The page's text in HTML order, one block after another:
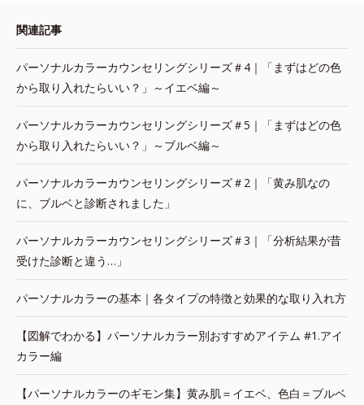
関連記事
パーソナルカラーカウンセリングシリーズ＃4｜「まずはどの色
から取り入れたらいい？」～イエベ編～
パーソナルカラーカウンセリングシリーズ＃5｜「まずはどの色
から取り入れたらいい？」～ブルベ編～
パーソナルカラーカウンセリングシリーズ＃2｜「黄み肌なの
に、ブルベと診断されました」
パーソナルカラーカウンセリングシリーズ＃3｜「分析結果が昔
受けた診断と違う…」
パーソナルカラーの基本｜各タイプの特徴と効果的な取り入れ方
【図解でわかる】パーソナルカラー別おすすめアイテム #1.アイ
カラー編
【パーソナルカラーのギモン集】黄み肌＝イエベ、色白＝ブルベ